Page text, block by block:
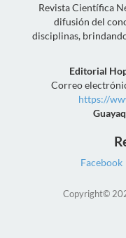
Revista Científica
difusión del
disciplinas,
Editorial
Correo
https://
Facebook
Copyright©